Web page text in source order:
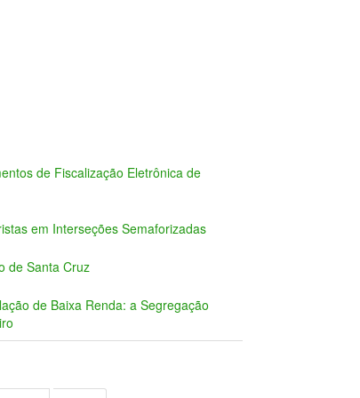
de Fiscalização Eletrônica de
em Interseções Semaforizadas
de Santa Cruz
de Baixa Renda: a Segregação